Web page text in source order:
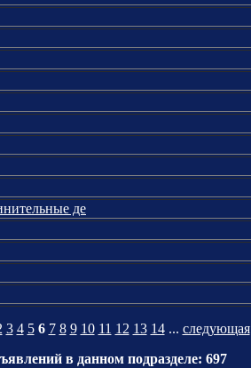
де
3 4 5 6 7 8 9 10 11 12 13 14... следующая
в данном подразделе: 697